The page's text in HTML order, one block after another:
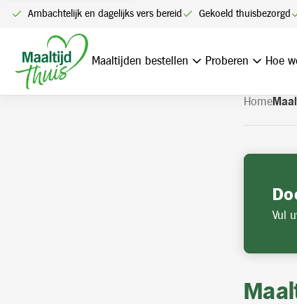
Ambachtelijk en dagelijks vers bereid Gekoeld thuisbezorgd
Maaltijden bestellen Proberen Hoe
U kunt alleen bestellen
Navigatie
overslaan
Home
Vul